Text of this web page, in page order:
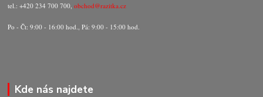
tel.: +420 234 700 700,obchod@razitka.cz
Po - Čt: 9:00 - 16:00 hod., Pá: 9:00 - 15:00 hod.
Kde nás najdete